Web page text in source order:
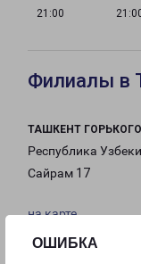
ОШИБКА
21:00
Филиалы в
ТАШКЕНТ ГОРЬКОГО
Республика
Сайрам 17
на карте
ТЕЛЕФОН